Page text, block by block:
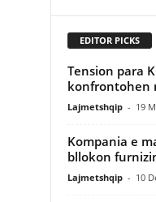
EDITOR PICKS
Tension para
konfrontohen
Lajmetshqip - 19
Kompania e
bllokon
Lajmetshqip - 10